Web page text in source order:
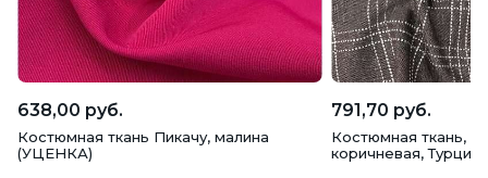
638,00 руб.
Костюмная ткань Пикачу, малина
(УЦЕНКА)
791,70 руб.
Костюмная ткань,
коричневая, Турция